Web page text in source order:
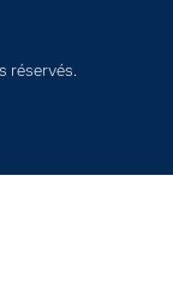
réservés.